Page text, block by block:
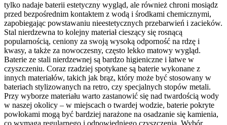
tylko nadaje baterii estetyczny wygląd, ale również chroni mosiądz
przed bezpośrednim kontaktem z wodą i środkami chemicznymi,
zapobiegając powstawaniu nieestetycznych przebarwień i zacieków.
Stal nierdzewna to kolejny materiał cieszący się rosnącą
popularnością, ceniony za swoją wysoką odporność na rdzę i
kwasy, a także za nowoczesny, często lekko matowy wygląd.
Baterie ze stali nierdzewnej są bardzo higieniczne i łatwe w
czyszczeniu. Coraz rzadziej spotykane są baterie wykonane z
innych materiałów, takich jak brąz, który może być stosowany w
bateriach stylizowanych na retro, czy specjalnych stopów metali.
Przy wyborze materiału warto zastanowić się nad twardością wody
w naszej okolicy – w miejscach o twardej wodzie, baterie pokryte
powłokami mogą być bardziej narażone na osadzanie się kamienia,
co wymaga regularnego i odpowiedniego czyszczenia. Wybór